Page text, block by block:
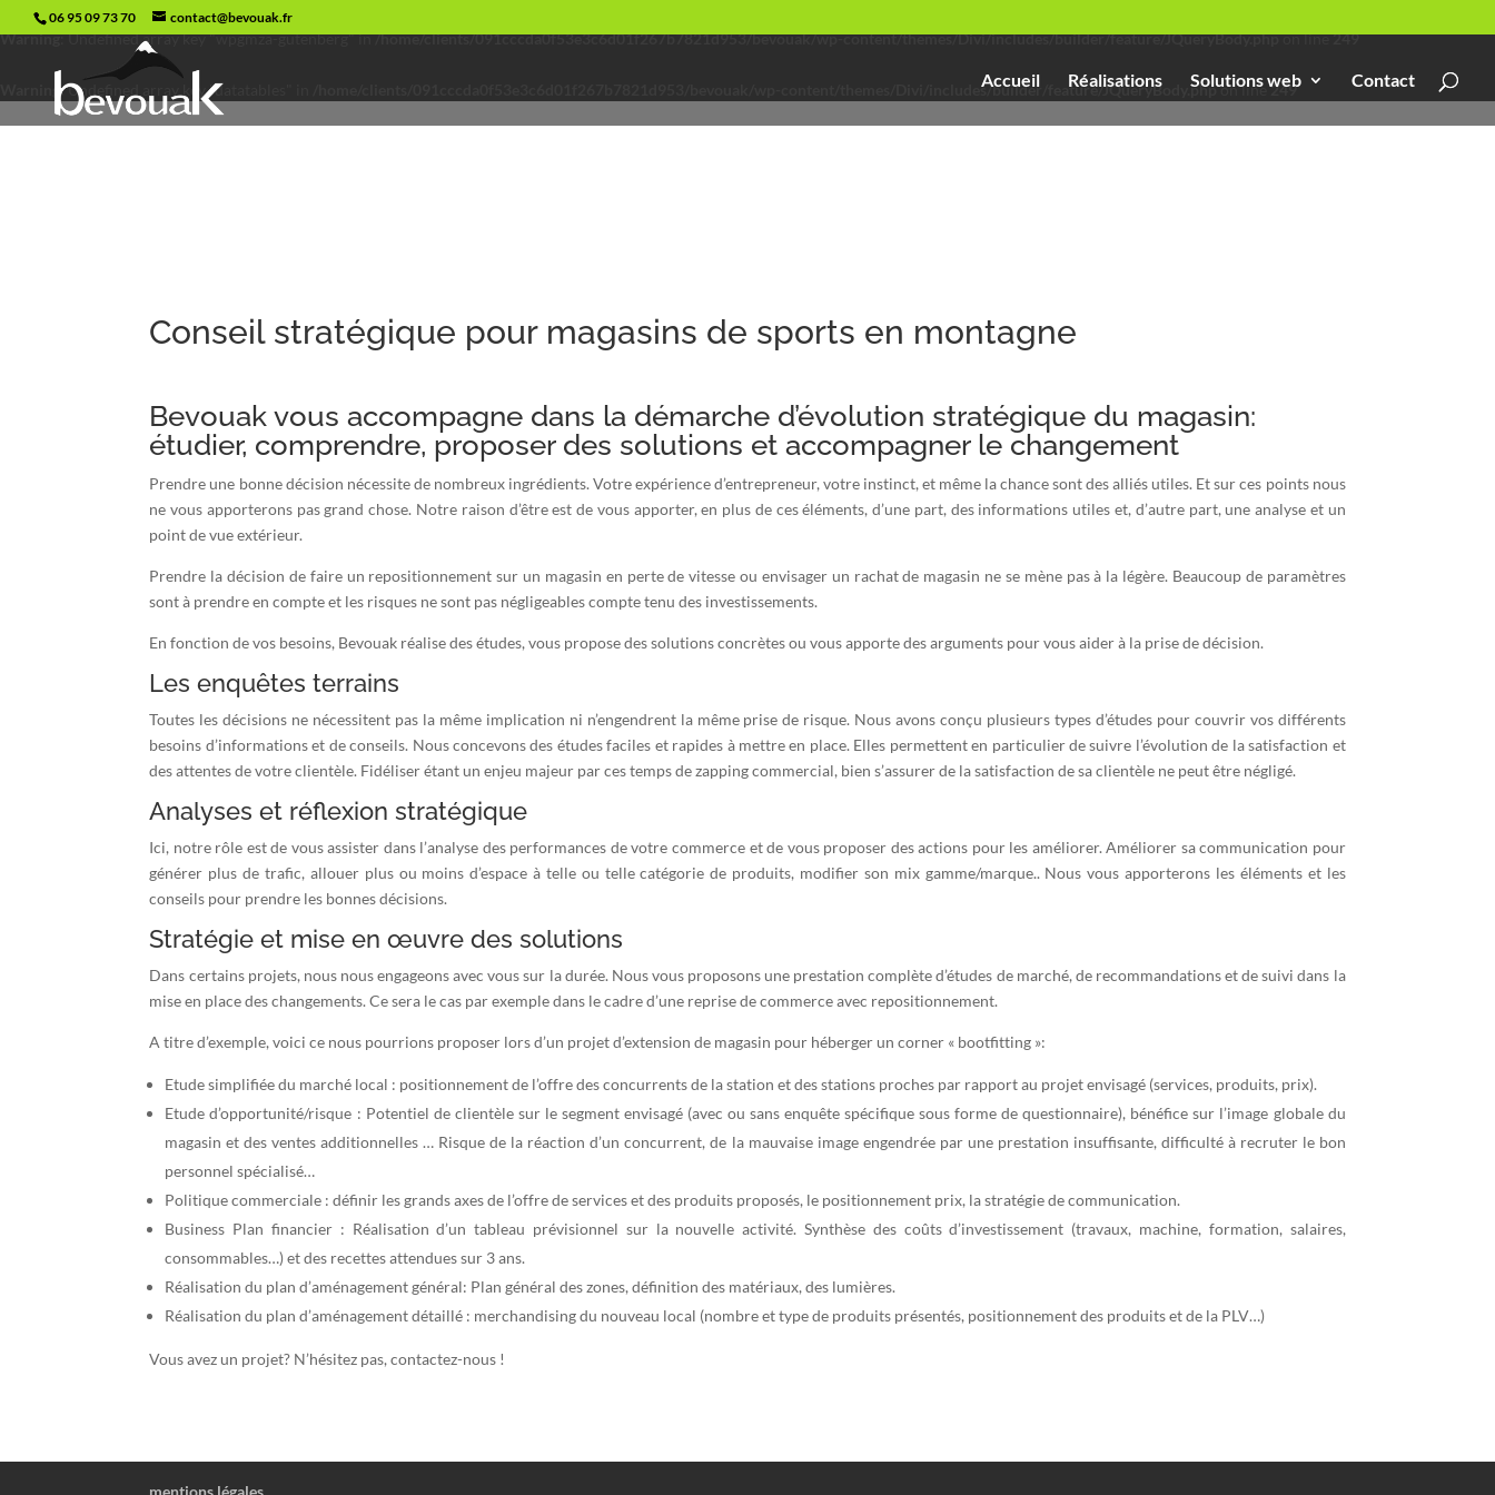
Warning: Undefined array key "wpgmza-gutenberg" in/home/clients/091cccda0f53e3c6d01f267b7821d953/bevouak/wp-content/themes/Divi/includes/builder/feature/JQueryBody.phpon line249
: Undefined array key "datatables" in /home/clients/091cccda0f53e3c6d01f267b7821d953/bevouak/wp-content/themes/Divi/includes/builder/feature/JQueryBody.phpon line249
06 95 09 73 70 contact@bevouak.fr
Accueil Réalisations Solutions web Contact
Conseil stratégique pour magasins de sports en montagne
Bevouak vous accompagne dans la démarche d’évolution stratégique du magasin:
étudier, comprendre, proposer des solutions et accompagner le changement
Prendre une bonne décision nécessite de nombreux ingrédients. Votre expérience d’entrepreneur, votre instinct, et même la chance sont des alliés utiles. Et sur ces points nous
ne vous apporterons pas grand chose. Notre raison d’être est de vous apporter, en plus de ces éléments, d’une part, des informations utiles et, d’autre part, une analyse et un
point de vue extérieur.
Prendre la décision de faire un repositionnement sur un magasin en perte de vitesse ou envisager un rachat de magasin ne se mène pas à la légère. Beaucoup de paramètres
sont à prendre en compte et les risques ne sont pas négligeables compte tenu des investissements.
En fonction de vos besoins, Bevouak réalise des études, vous propose des solutions concrètes ou vous apporte des arguments pour vous aider à la prise de décision.
Les enquêtes terrains
Toutes les décisions ne nécessitent pas la même implication ni n’engendrent la même prise de risque. Nous avons conçu plusieurs types d’études pour couvrir vos différents
besoins d’informations et de conseils. Nous concevons des études faciles et rapides à mettre en place. Elles permettent en particulier de suivre l’évolution de la satisfaction et
des attentes de votre clientèle. Fidéliser étant un enjeu majeur par ces temps de zapping commercial, bien s’assurer de la satisfaction de sa clientèle ne peut être négligé.
Analyses et réflexion stratégique
Ici, notre rôle est de vous assister dans l’analyse des performances de votre commerce et de vous proposer des actions pour les améliorer. Améliorer sa communication pour
générer plus de trafic, allouer plus ou moins d’espace à telle ou telle catégorie de produits, modifier son mix gamme/marque.. Nous vous apporterons les éléments et les
conseils pour prendre les bonnes décisions.
Stratégie et mise en œuvre des solutions
Dans certains projets, nous nous engageons avec vous sur la durée. Nous vous proposons une prestation complète d’études de marché, de recommandations et de suivi dans la
mise en place des changements. Ce sera le cas par exemple dans le cadre d’une reprise de commerce avec repositionnement.
A titre d’exemple, voici ce nous pourrions proposer lors d’un projet d’extension de magasin pour héberger un corner « bootfitting »:
Etude simplifiée du marché local : positionnement de l’offre des concurrents de la station et des stations proches par rapport au projet envisagé (services, produits, prix).
Etude d’opportunité/risque : Potentiel de clientèle sur le segment envisagé (avec ou sans enquête spécifique sous forme de questionnaire), bénéfice sur l’image globale du
magasin et des ventes additionnelles … Risque de la réaction d’un concurrent, de la mauvaise image engendrée par une prestation insuffisante, difficulté à recruter le bon
personnel spécialisé…
Politique commerciale : définir les grands axes de l’offre de services et des produits proposés, le positionnement prix, la stratégie de communication.
Business Plan financier : Réalisation d’un tableau prévisionnel sur la nouvelle activité. Synthèse des coûts d’investissement (travaux, machine, formation, salaires,
consommables…) et des recettes attendues sur 3 ans.
Réalisation du plan d’aménagement général: Plan général des zones, définition des matériaux, des lumières.
Réalisation du plan d’aménagement détaillé : merchandising du nouveau local (nombre et type de produits présentés, positionnement des produits et de la PLV…)
Vous avez un projet? N’hésitez pas, contactez-nous !
mentions légales